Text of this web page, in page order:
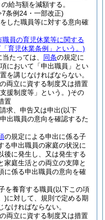
給与額を減額する。
条例24・一部改正)
した職員等に対する意向確
職員の育児休業等に関する
育児休業条例」という。)
たっては、 同条の規定に
において「申出職員」とい
を講じなければならない。
両立に資する制度又は措置
援制度等」という。)その
置
求、申告又は申出(以下
出職員の意向を確認するた
の規定による申出に係る子
る申出職員の家庭の状況に
後に発生し、又は発生する
家庭生活との両立の支障と
に係る申出職員の意向を確
を養育する職員(以下この項
)に対して、規則で定める期
ければならない。
両立に資する制度又は措置